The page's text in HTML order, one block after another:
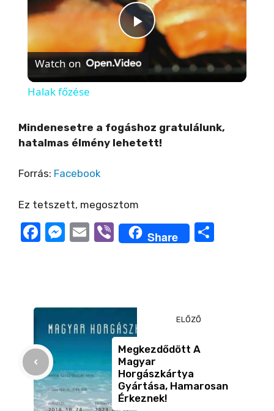
P
l
y
i
o
Watch on
Halak főzése
Mindenesetre a fogáshoz gratulálunk,
hatalmas élmény lehetett!
Forrás: Facebook
Ez tetszett, megosztom
F
b
o
o
k
M
n
g
er
E
Vi
Share
ELŐZŐ
Megkezdődött A
Magyar
Horgászkártya
Gyártása, Hamarosan
Érkeznek!